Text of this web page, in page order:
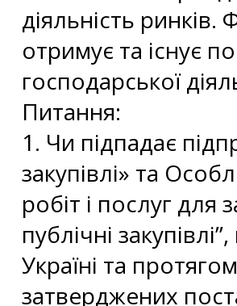
діяльність ринків.
отримує та існує
господарської
Питання:
1. Чи підпадає
закупівлі» та
робіт і послуг
публічні
Україні та
затверджених